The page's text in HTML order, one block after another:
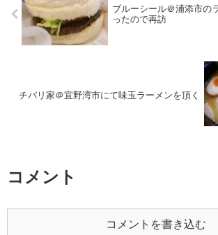
ブルーシール＠浦添市の
ったので再訪
チバリ家＠宜野湾市にて味玉ラーメンを頂く
コメント
コメントを書き込む